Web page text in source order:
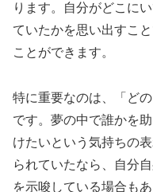
ります。自分がどこに
ていたかを思い出すこ
ことができます。
特に重要なのは、「ど
です。夢の中で誰かを
けたいという気持ちの
られていたなら、自分
を示唆している場合も